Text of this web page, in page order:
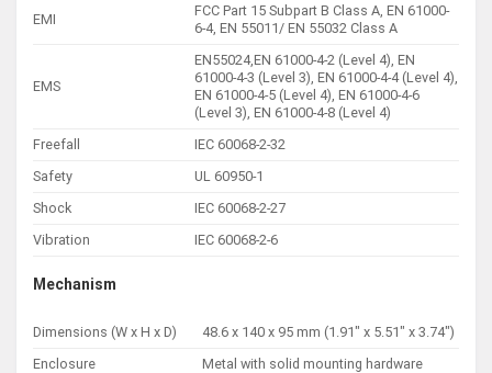
EMI
FCC Part 15 Subpart B Class A, EN 61000-
6-4, EN 55011/ EN 55032 Class A
EMS
EN55024,EN 61000-4-2 (Level 4), EN
61000-4-3 (Level 3), EN 61000-4-4 (Level 4),
EN 61000-4-5 (Level 4), EN 61000-4-6
(Level 3), EN 61000-4-8 (Level 4)
Freefall
IEC 60068-2-32
Safety
UL 60950-1
Shock
IEC 60068-2-27
Vibration
IEC 60068-2-6
Mechanism
Dimensions (W x H x D)
48.6 x 140 x 95 mm (1.91″ x 5.51″ x 3.74″)
Enclosure
Metal with solid mounting hardware